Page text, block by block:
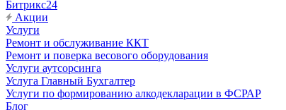
Битрикс24
Акции
Услуги
Ремонт и обслуживание ККТ
Ремонт и поверка весового оборудования
Услуги аутсорсинга
Услуга Главный Бухгалтер
Услуги по формированию алкодекларации в ФСРАР
Блог